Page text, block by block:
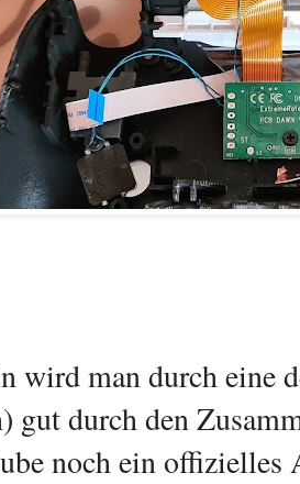
wird man durch eine
gut durch den
noch ein